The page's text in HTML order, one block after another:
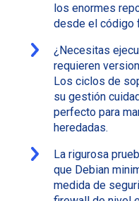
los enormes
desde el código
¿Necesitas
requieren
Los ciclos de
su gestión
perfecto para
heredadas.
La rigurosa
que Debian
medida de